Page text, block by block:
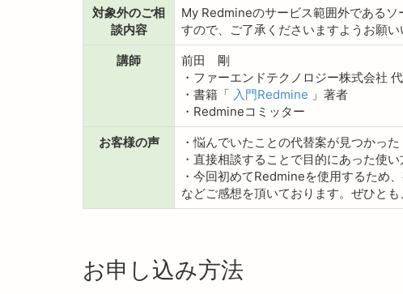
対象外のご相
談内容
My Redmineのサービス範囲外である
すので、ご了承くださいますようお願い
講師
前田 剛
・ファーエンドテクノロジー株式会社
・書籍「 入門Redmine 」著者
・Redmineコミッター
お客様の声
・悩んでいたことの代替案が見つかった
・直接相談することで目的にあった使い
・今回初めてRedmineを使用するため
などご感想を頂いております。ぜひと
お申し込み方法